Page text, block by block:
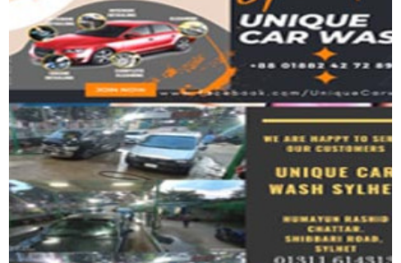
১ যুগ পূর্তিতে স্টুডেন্টস কেয়ার জগন্নাথপুরের...
গ্যাসের আ গু নে একই পরিবারের তিনজন দ*গ্ধ,...